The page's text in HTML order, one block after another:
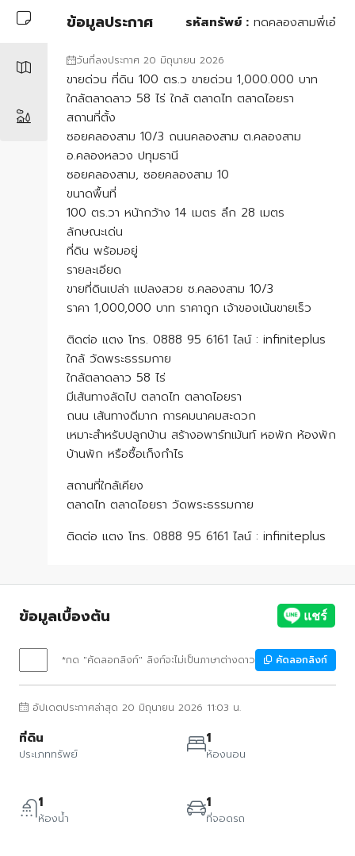
ข้อมูลประกาศ รหัสทรัพย์ : ทดคลองสามพี่เอ๋
วันที่ลงประกาศ 20 มิถุนายน 2026
ขายด่วน ที่ดิน 100 ตร.ว ขายด่วน 1,000.000 บาท
ใกล้ตลาดลาว 58 ไร่ ใกล้ ตลาดไท ตลาดไอยรา
สถานที่ตั้ง
ซอยคลองสาม 10/3 ถนนคลองสาม ต.คลองสาม
อ.คลองหลวง ปทุมธานี
ซอยคลองสาม, ซอยคลองสาม 10
ขนาดพื้นที่
100 ตร.วา หน้ากว้าง 14 เมตร ลึก 28 เมตร
ลักษณะเด่น
ที่ดิน พร้อมอยู่
รายละเอียด
ขายที่ดินเปล่า แปลงสวย ซ.คลองสาม 10/3
ราคา 1,000,000 บาท ราคาถูก เจ้าของเน้นขายเร็ว
ติดต่อ แตง โทร. 0888 95 6161 ไลน์ : infiniteplus
ใกล้ วัดพระธรรมกาย
ใกล้ตลาดลาว 58 ไร่
มีเส้นทางลัดไป ตลาดไท ตลาดไอยรา
ถนน เส้นทางดีมาก การคมนาคมสะดวก
เหมาะสำหรับปลูกบ้าน สร้างอพาร์ทเม้นท์ หอพัก ห้องพัก
บ้านพัก หรือซื้อเก็งกำไร
สถานที่ใกล้เคียง
ตลาดไท ตลาดไอยรา วัดพระธรรมกาย
ติดต่อ แตง โทร. 0888 95 6161 ไลน์ : infiniteplus
ข้อมูลเบื้องต้น
*กด "คัดลอกลิงก์" ลิงก์จะไม่เป็นภาษาต่างดาว คัดลอกลิงก์
อัปเดตประกาศล่าสุด 20 มิถุนายน 2026 11:03 น.
ที่ดิน
ประเภททรัพย์
1
ห้องนอน
1
ห้องน้ำ
1
ที่จอดรถ